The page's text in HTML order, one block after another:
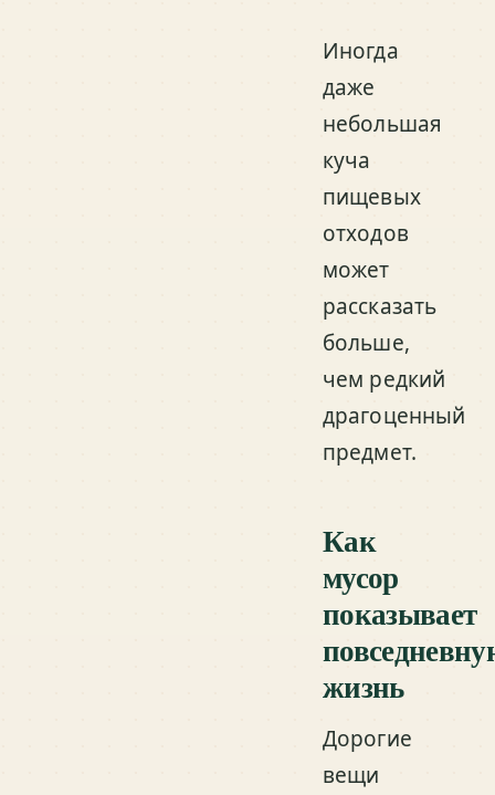
Иногда
даже
небольшая
куча
пищевых
отходов
может
рассказать
больше,
чем редкий
драгоценный
предмет.
Как
мусор
показывает
жизнь
Дорогие
вещи